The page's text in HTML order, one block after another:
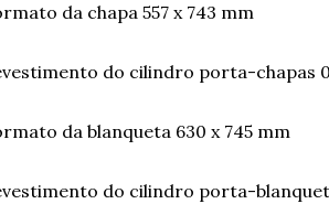
da chapa 557 x 743 mm
do cilindro porta-chapas
da blanqueta 630 x 745 mm
do cilindro porta-